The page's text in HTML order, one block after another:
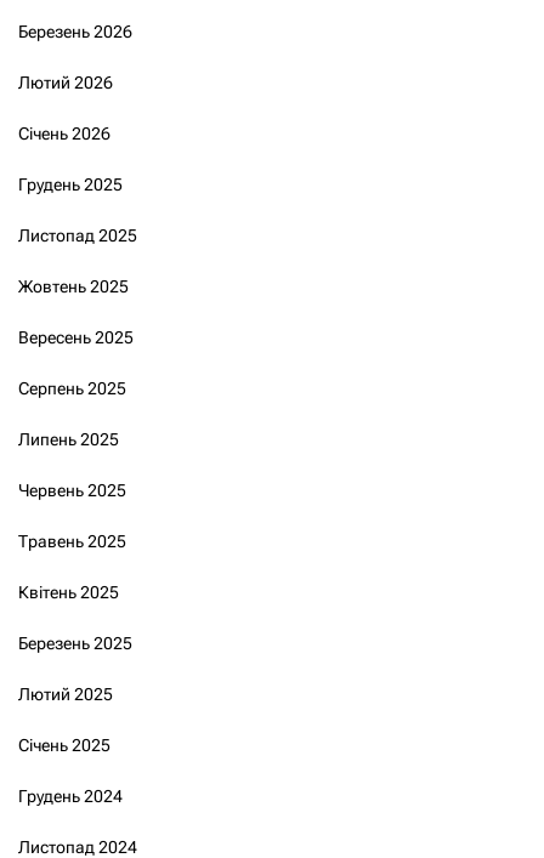
Березень 2026
Лютий 2026
Січень 2026
Грудень 2025
Листопад 2025
Жовтень 2025
Вересень 2025
Серпень 2025
Липень 2025
Червень 2025
Травень 2025
Квітень 2025
Березень 2025
Лютий 2025
Січень 2025
Грудень 2024
Листопад 2024